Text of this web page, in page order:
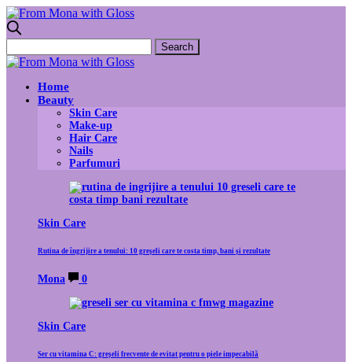
Home
Beauty
Skin Care
Make-up
Hair Care
Nails
Parfumuri
Skin Care
Rutina de îngrijire a tenului: 10 greșeli care te costa timp, bani și rezultate
Mona 0
Skin Care
Ser cu vitamina C: greșeli frecvente de evitat pentru o piele impecabilă